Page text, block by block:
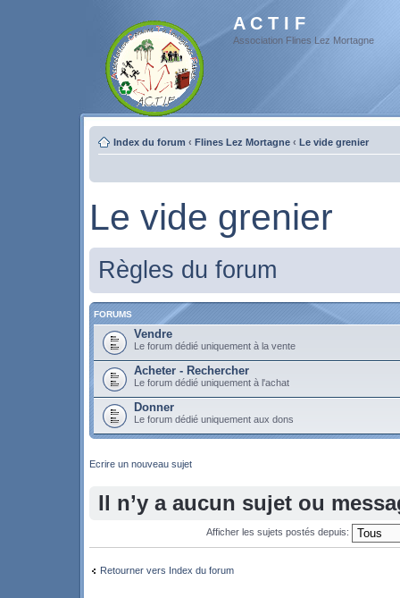
A C T I F
Association Flines Lez Mortagne
Index du forum ‹ Flines Lez Mortagne ‹ Le vide grenier
Le vide grenier
Règles du forum
FORUMS
Vendre
Le forum dédié uniquement à la vente
Acheter - Rechercher
Le forum dédié uniquement à l'achat
Donner
Le forum dédié uniquement aux dons
Ecrire un nouveau sujet
Il n’y a aucun sujet ou
Afficher les sujets postés depuis:
Retourner vers Index du forum